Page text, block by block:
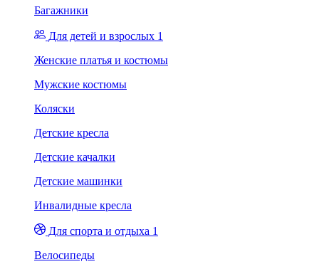
Багажники
Для детей и взрослых 1
Женские платья и костюмы
Мужские костюмы
Коляски
Детские кресла
Детские качалки
Детские машинки
Инвалидные кресла
Для спорта и отдыха 1
Велосипеды